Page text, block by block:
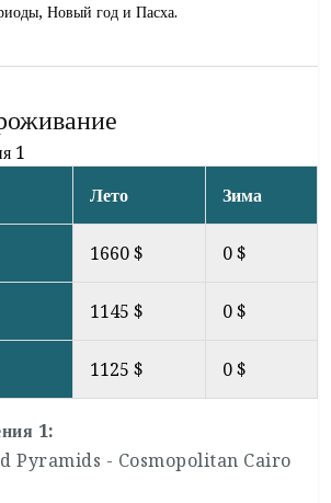
Новый год и Пасха.
1
Лето Зима
1660 $ 0 $
1145 $ 0 $
1125 $ 0 $
1:
Pyramids - Cosmopolitan Cairo